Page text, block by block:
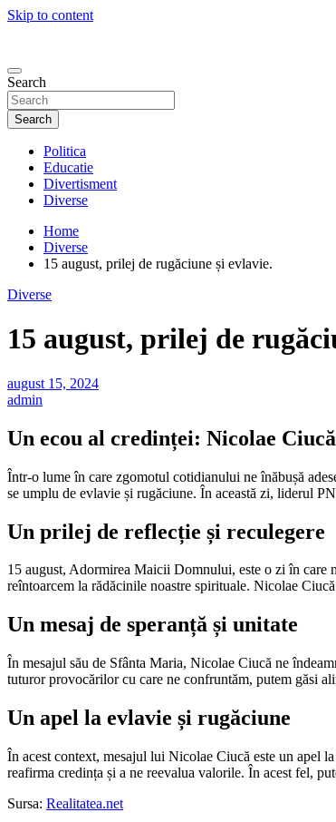
Skip to content
Search
Search
Politica
Educatie
Divertisment
Diverse
Home
Diverse
15 august, prilej de rugăciune și evlavie.
Diverse
15 august, prilej de
august 15, 2024
admin
Un ecou al credinței: Nicolae
Într-o lume în care zgomotul cotidianului ne înăbușă
se umplu de evlavie și rugăciune. În această zi, liderul
Un prilej de reflecție și reculegere
15 august, Adormirea Maicii Domnului, este o zi în care
reîntoarcem la rădăcinile noastre spirituale. Nicolae
Un mesaj de speranță și unitate
În mesajul său de Sfânta Maria, Nicolae Ciucă ne
tuturor provocărilor cu care ne confruntăm, putem găsi
Un apel la evlavie și rugăciune
În acest context, mesajul lui Nicolae Ciucă este un apel
reafirma credința și a ne reevalua valorile. În acest fel,
Sursa: Realitatea.net